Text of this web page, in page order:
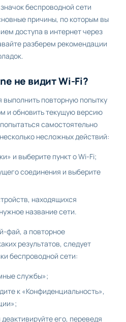
беспроводной сети
причины, по которым вы
доступа в интернет через
разберем рекомендации
не видит Wi-Fi?
повторную попытку
и обновить текущую версию
самостоятельно
несложных действий:
и выберите пункт о Wi-Fi;
соединения и выберите
находящихся
название сети.
фай, а повторное
результатов, следует
беспроводной сети:
службы»;
к «Конфиденциальность»,
его, переведя